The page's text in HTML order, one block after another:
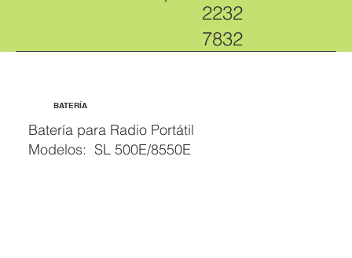
2232
7832
BATERÍA
Batería para Radio Portátil
Modelos: SL 500E/8550E